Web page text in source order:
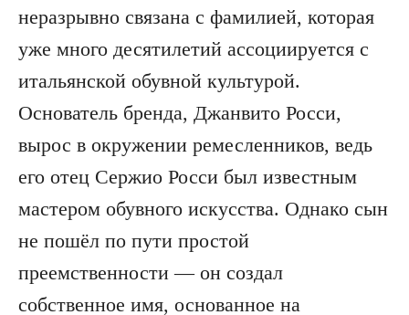
неразрывно связана с фамилией, которая
уже много десятилетий ассоциируется с
итальянской обувной культурой.
Основатель бренда, Джанвито Росси,
вырос в окружении ремесленников, ведь
его отец Сержио Росси был известным
мастером обувного искусства. Однако сын
не пошёл по пути простой
преемственности — он создал
собственное имя, основанное на